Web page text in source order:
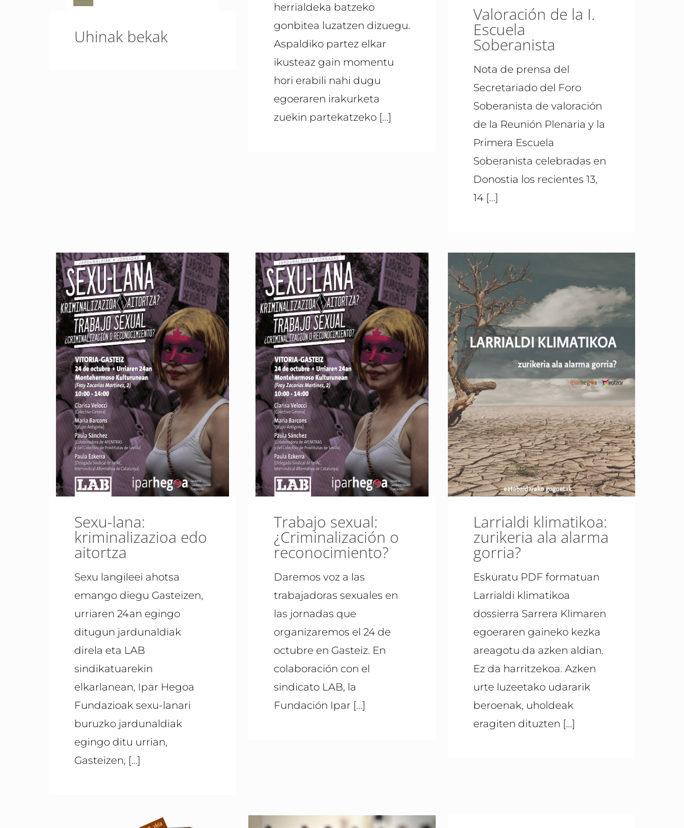
Uhinak bekak
herrialdeka batzeko
gonbitea luzatzen dizuegu.
Aspaldiko partez elkar
ikusteaz gain momentu
hori erabili nahi dugu
egoeraren irakurketa
zuekin partekatzeko[…]
Valoración de la I.
Escuela
Soberanista
Nota de prensa del
Secretariado del Foro
Soberanista de valoración
de la Reunión Plenaria y la
Primera Escuela
Soberanista celebradas en
Donostia los recientes 13,
14[…]
Sexu-lana:
kriminalizazioa edo
aitortza
Sexu langileei ahotsa
emango diegu Gasteizen,
urriaren 24an egingo
ditugun jardunaldiak
direla eta LAB
sindikatuarekin
elkarlanean, Ipar Hegoa
Fundazioak sexu-lanari
buruzko jardunaldiak
egingo ditu urrian,
Gasteizen, […]
Trabajo sexual:
¿Criminalización o
reconocimiento?
Daremos voz a las
trabajadoras sexuales en
las jornadas que
organizaremos el 24 de
octubre en Gasteiz. En
colaboración con el
sindicato LAB, la
Fundación Ipar […]
Larrialdi klimatikoa:
zurikeria ala alarma
gorria?
Eskuratu PDF formatuan
Larrialdi klimatikoa
dossierra Sarrera Klimaren
egoeraren gaineko kezka
areagotu da azken aldian.
Ez da harritzekoa. Azken
urte luzeetako udararik
beroenak, uholdeak
eragiten dituzten […]